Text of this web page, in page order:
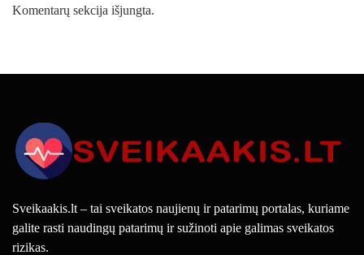
Komentarų sekcija išjungta.
Sveikaakis.lt – tai sveikatos naujienų ir patarimų portalas, kuriame
galite rasti naudingų patarimų ir sužinoti apie galimas sveikatos
rizikas.